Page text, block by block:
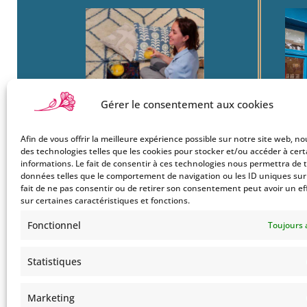
Gérer le consentement aux cookies
Afin de vous offrir la meilleure expérience possible sur notre site web,
des technologies telles que les cookies pour stocker et/ou accéder à
informations. Le fait de consentir à ces technologies nous permettra de
données telles que le comportement de navigation ou les ID uniques sur
fait de ne pas consentir ou de retirer son consentement peut avoir un
sur certaines caractéristiques et fonctions.
Fonctionnel Toujours
Statistiques
Marketing
Boutique
Mon Compte
Le Style Bohemians
22